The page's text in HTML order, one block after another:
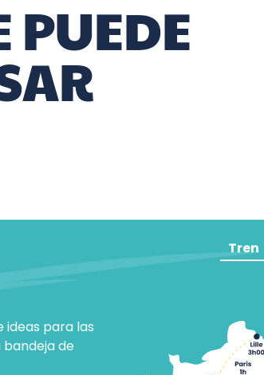
PUEDE
ideas para las
de
Tren